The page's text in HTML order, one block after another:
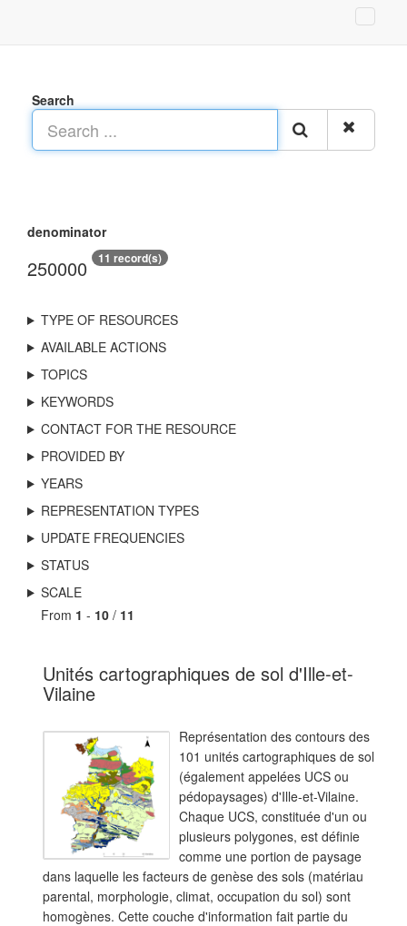
Search
denominator
250000 11 record(s)
TYPE OF RESOURCES
AVAILABLE ACTIONS
TOPICS
KEYWORDS
CONTACT FOR THE RESOURCE
PROVIDED BY
YEARS
REPRESENTATION TYPES
UPDATE FREQUENCIES
STATUS
SCALE
From 1 - 10 / 11
Unités cartographiques de sol d'Ille-et-
Vilaine
Représentation des contours des
101 unités cartographiques de sol
(également appelées UCS ou
pédopaysages) d'Ille-et-Vilaine.
Chaque UCS, constituée d'un ou
plusieurs polygones, est définie
comme une portion de paysage
dans laquelle les facteurs de genèse des sols (matériau
parental, morphologie, climat, occupation du sol) sont
homogènes. Cette couche d'information fait partie du